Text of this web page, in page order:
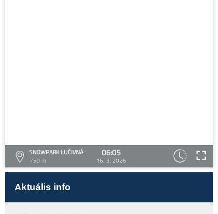
SNOWPARK LUČIVNÁ
750 m
06:05
16. 3. 2026
Aktuális info